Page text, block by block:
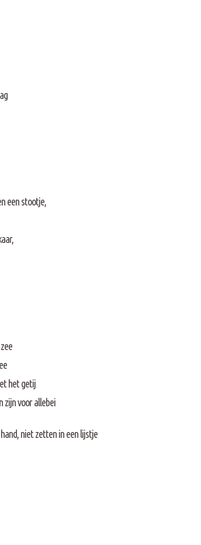
een stootje,
het getij
zijn voor allebei
niet zetten in een lijstje